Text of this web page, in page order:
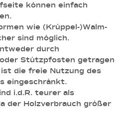
können einfach
wie (Krüppel-)Walm-
sind möglich.
durch
Stützpfosten getragen
die freie Nutzung des
eingeschränkt.
i.d.R. teurer als
der Holzverbrauch größer